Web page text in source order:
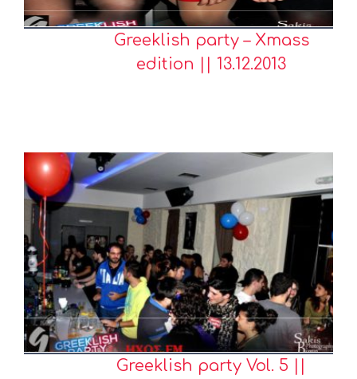
Greeklish party – Xmass
edition || 13.12.2013
Greeklish party Vol. 5 ||